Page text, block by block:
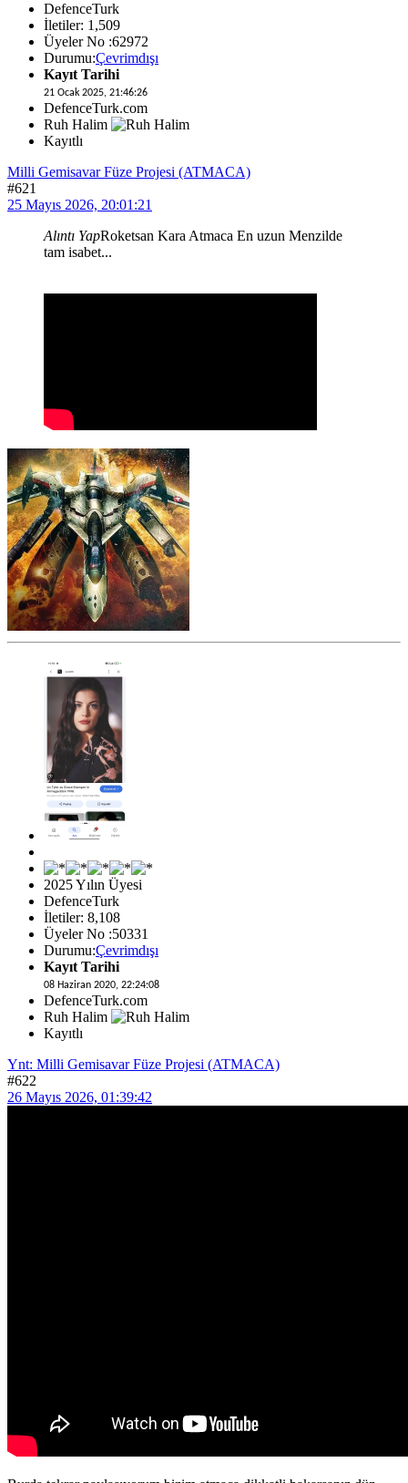
DefenceTurk
İletiler: 1,509
Üyeler No :62972
Durumu:Çevrimdışı
Kayıt Tarihi
21 Ocak 2025, 21:46:26
DefenceTurk.com
Ruh Halim
Kayıtlı
Milli Gemisavar Füze Projesi (ATMACA)
#621
25 Mayıs 2026, 20:01:21
Alıntı YapRoketsan Kara Atmaca En uzun Menzilde
tam isabet...
2025 Yılın Üyesi
DefenceTurk
İletiler: 8,108
Üyeler No :50331
Durumu:Çevrimdışı
Kayıt Tarihi
08 Haziran 2020, 22:24:08
DefenceTurk.com
Ruh Halim
Kayıtlı
Ynt: Milli Gemisavar Füze Projesi (ATMACA)
#622
26 Mayıs 2026, 01:39:42